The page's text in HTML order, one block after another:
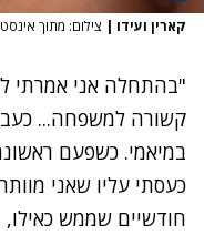
קארין ועידו | צילום: מתוך
"בהתחלה אני אמרתי
קשורה למשפחה...
במיאמי. כשפעם
כעסתי עליו שאני
חודשיים שממש